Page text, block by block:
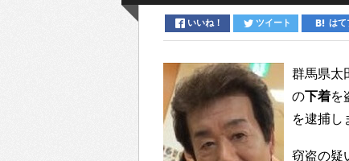
いいね！ ツイート はて
群馬県太
の下着を
を逮捕し
窃盗の疑